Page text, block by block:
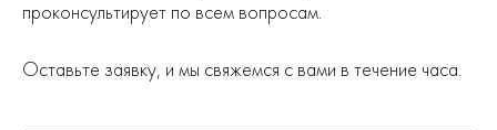
проконсультирует по всем вопросам.
Оставьте заявку, и мы свяжемся с вами в течение часа.